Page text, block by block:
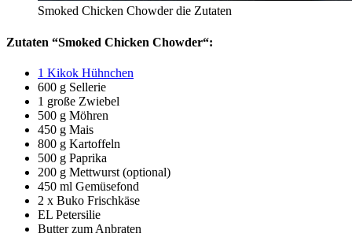
Smoked Chicken Chowder die Zutaten
Zutaten “Smoked Chicken Chowder“:
1 Kikok Hühnchen
600 g Sellerie
1 große Zwiebel
500 g Möhren
450 g Mais
800 g Kartoffeln
500 g Paprika
200 g Mettwurst (optional)
450 ml Gemüsefond
2 x Buko Frischkäse
EL Petersilie
Butter zum Anbraten